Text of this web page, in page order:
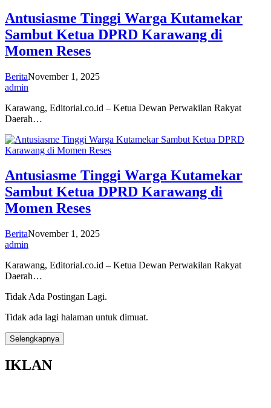
Antusiasme Tinggi Warga Kutamekar
Sambut Ketua DPRD Karawang di
Momen Reses
BeritaNovember 1, 2025
admin
Karawang, Editorial.co.id – Ketua Dewan Perwakilan Rakyat
Daerah…
Antusiasme Tinggi Warga Kutamekar
Sambut Ketua DPRD Karawang di
Momen Reses
BeritaNovember 1, 2025
admin
Karawang, Editorial.co.id – Ketua Dewan Perwakilan Rakyat
Daerah…
Tidak Ada Postingan Lagi.
Tidak ada lagi halaman untuk dimuat.
Selengkapnya
IKLAN